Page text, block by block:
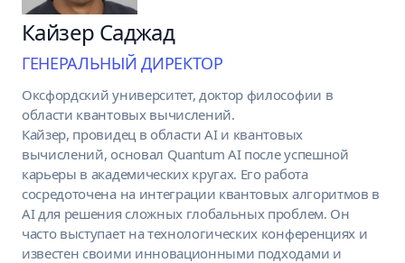
Кайзер Саджад
ГЕНЕРАЛЬНЫЙ ДИРЕКТОР
Оксфордский университет, доктор философии в
области квантовых вычислений.
Кайзер, провидец в области AI и квантовых
вычислений, основал Quantum AIпосле успешной
карьеры в академических кругах. Его работа
сосредоточена на интеграции квантовых алгоритмов в
AI для решения сложных глобальных проблем. Он
часто выступает на технологических конференциях и
известен своими инновационными подходами и